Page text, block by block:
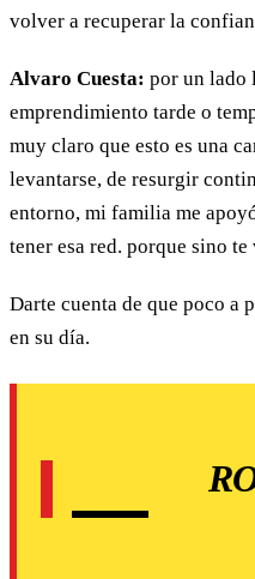
volver a recuperar la
Alvaro Cuesta: por un lado
emprendimiento tarde o
muy claro que esto es una
levantarse, de resurgir
entorno, mi familia me
tener esa red. porque sino te
Darte cuenta de que poco a
en su día.